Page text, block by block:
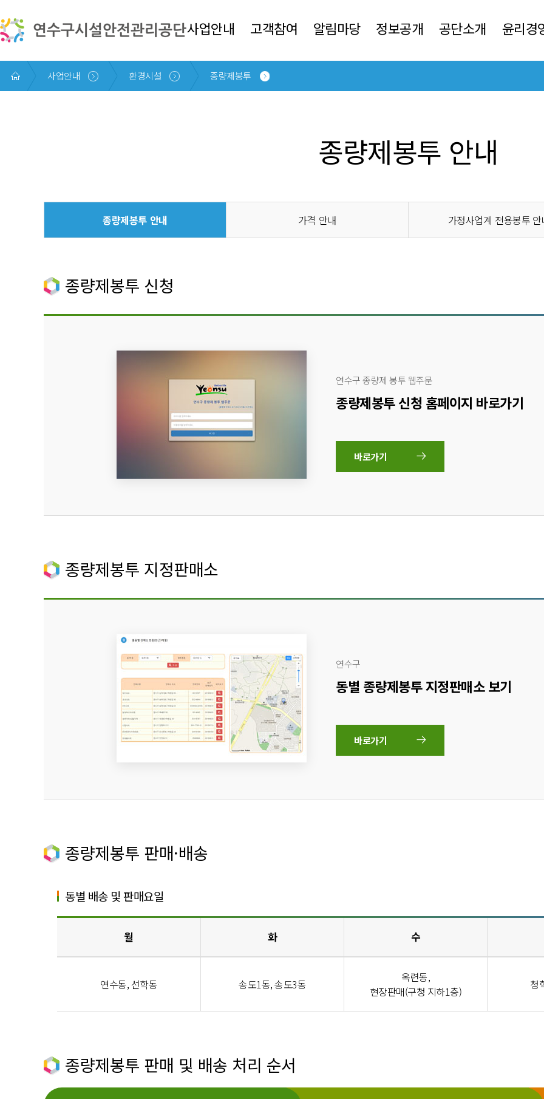
사업안내 고객참여 알림마당 정보공개 공단소개 윤리경
사업안내 환경시설 종량제봉투
종량제봉투 안내
종량제봉투 안내 가격 안내 가정사업계 전용봉투 안
종량제봉투 신청
연수구 종량제 봉투 웹주문
종량제봉투 신청 홈페이지 바로가기
바로가기
종량제봉투 지정판매소
연수구
동별 종량제봉투 지정판매소 보기
바로가기
종량제봉투 판매·배송
동별 배송 및 판매요일
월 화 수
연수동, 선학동 송도1동, 송도3동
옥련동,
현장판매(구청 지하1층)
청
종량제봉투 판매 및 배송 처리 순서